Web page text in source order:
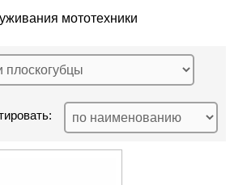
мототехники